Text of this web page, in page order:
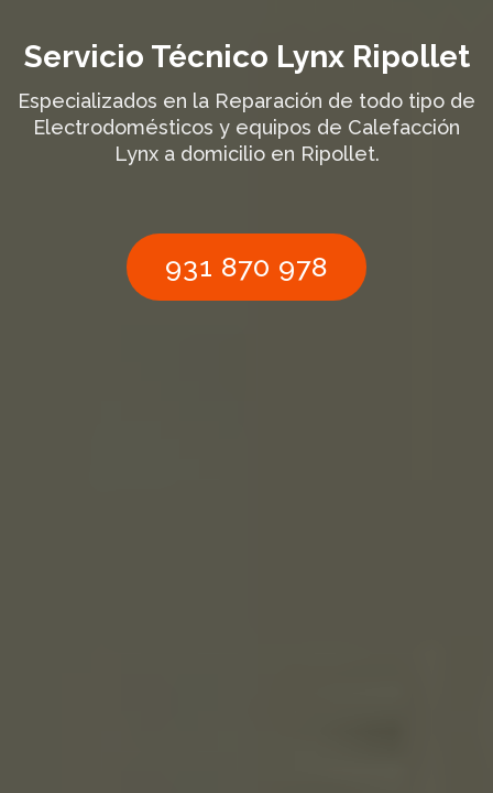
Servicio Técnico Lynx Ripollet
Especializados en la Reparación de todo tipo de
Electrodomésticos y equipos de Calefacción
Lynx a domicilio en Ripollet.
931 870 978